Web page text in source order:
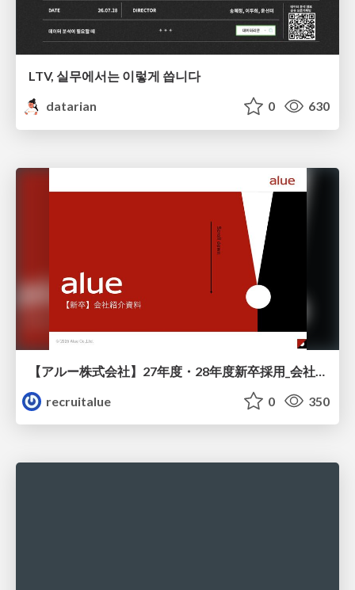
LTV, 실무에서는 이렇게 씁니다
datarian
0 630
recruitalue
0 350